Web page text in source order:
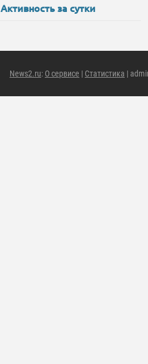
Активность за сутки
News2.ru: О сервисе | Статистика |